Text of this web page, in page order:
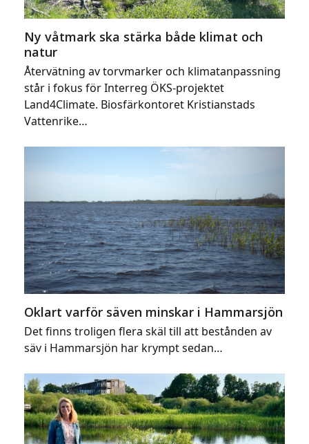
Ny våtmark ska stärka både klimat och
natur
Återvätning av torvmarker och klimatanpassning
står i fokus för Interreg ÖKS-projektet
Land4Climate. Biosfärkontoret Kristianstads
Vattenrike…
Oklart varför säven minskar i Hammarsjön
Det finns troligen flera skäl till att bestånden av
säv i Hammarsjön har krympt sedan…